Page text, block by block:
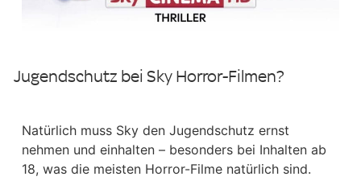
Jugendschutz bei Sky Horror-Filmen?
Natürlich muss Sky den Jugendschutz ernst
nehmen und einhalten – besonders bei Inhalten ab
18, was die meisten Horror-Filme natürlich sind.